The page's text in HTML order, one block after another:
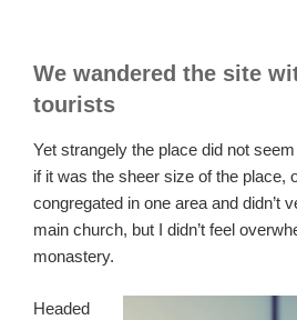
We wandered the site
tourists
Yet strangely the place did not
if it was the sheer size of the place,
congregated in one area and didn’t
main church, but I didn’t feel
monastery.
Headed